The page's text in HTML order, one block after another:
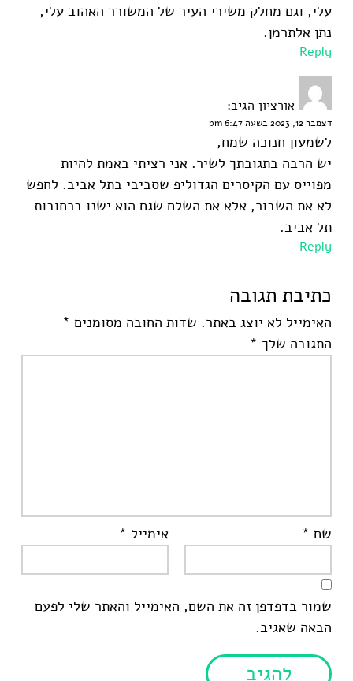
עלי, וגם מחלק משירי העיר של המשורר האהוב עלי,
נתן אלתרמן.
Reply
אורציון הגיב:
דצמבר 12, 2023 בשעה 6:47 pm
לשמעון חנוכה שמח,
יש הרבה בתגובתך לשיר. אני רציתי באמת להיות
מפוייס עם הקיסרים הגדוליפ שסביבי בתל אביב. לחפש
לא את השבור, אלא את השלם שגם הוא ישנו ברחובות
תל אביב.
Reply
כתיבת תגובה
האימייל לא יוצג באתר. שדות החובה מסומנים *
התגובה שלך *
שם * אימייל *
שמור בדפדפן זה את השם, האימייל והאתר שלי לפעם
הבאה שאגיב.